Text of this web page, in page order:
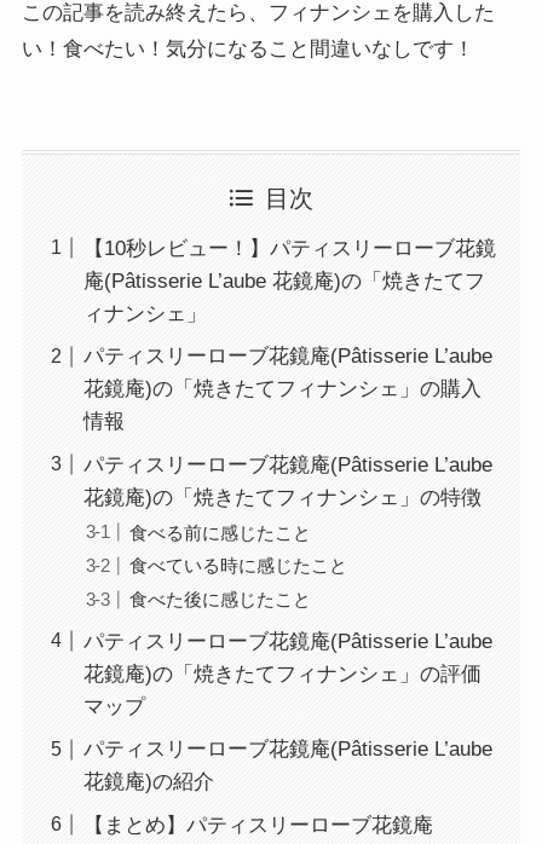
この記事を読み終えたら、フィナンシェを購入した
い！食べたい！気分になること間違いなしです！
目次
【10秒レビュー！】パティスリーローブ花鏡
庵(Pâtisserie L’aube 花鏡庵)の「焼きたてフ
ィナンシェ」
パティスリーローブ花鏡庵(Pâtisserie L’aube
花鏡庵)の「焼きたてフィナンシェ」の購入
情報
パティスリーローブ花鏡庵(Pâtisserie L’aube
花鏡庵)の「焼きたてフィナンシェ」の特徴
食べる前に感じたこと
食べている時に感じたこと
食べた後に感じたこと
パティスリーローブ花鏡庵(Pâtisserie L’aube
花鏡庵)の「焼きたてフィナンシェ」の評価
マップ
パティスリーローブ花鏡庵(Pâtisserie L’aube
花鏡庵)の紹介
【まとめ】パティスリーローブ花鏡庵